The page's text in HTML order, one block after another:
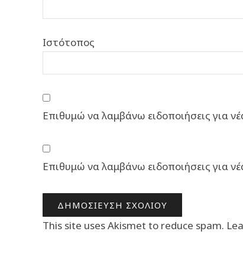
Ιστότοπος
Επιθυμώ να λαμβάνω ειδοποιήσεις για
Επιθυμώ να λαμβάνω ειδοποιήσεις για
This site uses Akismet to reduce spam.